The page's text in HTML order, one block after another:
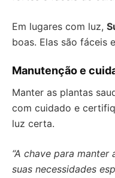
Em lugares com luz,
boas. Elas são fáceis
Manutenção e
Manter as plantas
com cuidado e
luz certa.
“A chave para
suas necessidades